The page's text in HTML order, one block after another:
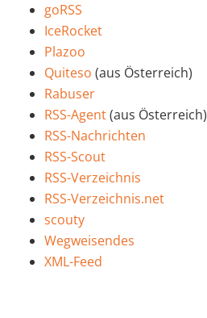
goRSS
IceRocket
Plazoo
Quiteso (aus Österreich)
Rabuser
RSS-Agent(aus Österreich)
RSS-Nachrichten
RSS-Scout
RSS-Verzeichnis
RSS-Verzeichnis.net
scouty
Wegweisendes
XML-Feed